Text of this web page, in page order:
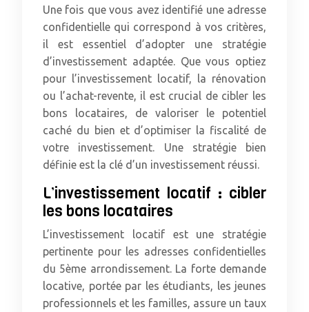
Une fois que vous avez identifié une adresse
confidentielle qui correspond à vos critères,
il est essentiel d’adopter une stratégie
d’investissement adaptée. Que vous optiez
pour l’investissement locatif, la rénovation
ou l’achat-revente, il est crucial de cibler les
bons locataires, de valoriser le potentiel
caché du bien et d’optimiser la fiscalité de
votre investissement. Une stratégie bien
définie est la clé d’un investissement réussi.
L’investissement locatif : cibler
les bons locataires
L’investissement locatif est une stratégie
pertinente pour les adresses confidentielles
du 5ème arrondissement. La forte demande
locative, portée par les étudiants, les jeunes
professionnels et les familles, assure un taux